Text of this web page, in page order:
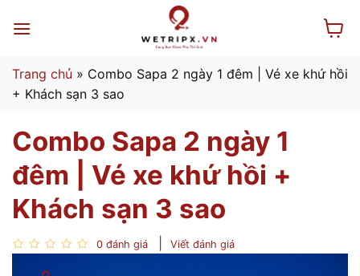
qua
dung
Trang chủ » Combo Sapa 2 ngày 1 đêm | Vé xe khứ hồi
+ Khách sạn 3 sao
Combo Sapa 2 ngày 1
đêm | Vé xe khứ hồi +
Khách sạn 3 sao
0 đánh giá Viết đánh giá